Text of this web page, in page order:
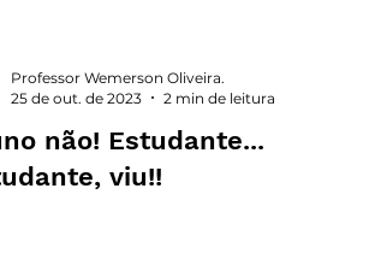
não! Estudante...
viu!!
Professor Wemerson Oliveira.
25 de out. de 2023
2 min de leitura